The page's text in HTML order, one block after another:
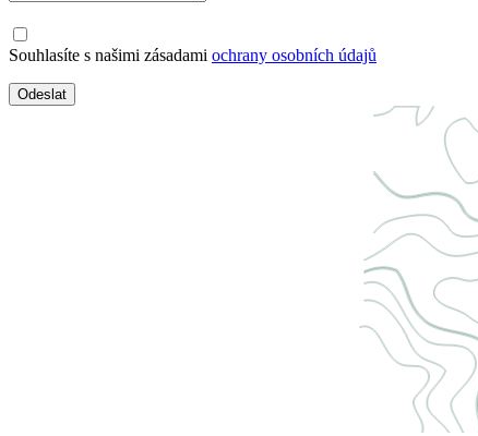
Souhlasíte s našimi zásadami ochrany osobních údajů
Odeslat